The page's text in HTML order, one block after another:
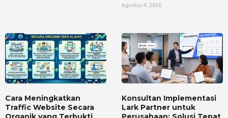
Agustus 4, 2026
Cara Meningkatkan
Traffic Website Secara
Konsultan Implementasi
Lark Partner untuk